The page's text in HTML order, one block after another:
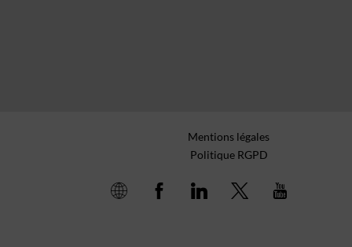
Mentions légales
Politique RGPD